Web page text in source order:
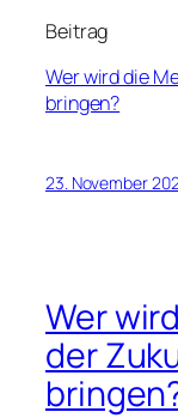
Beitrag
Wer wird die
bringen?
23. November
Wer
der